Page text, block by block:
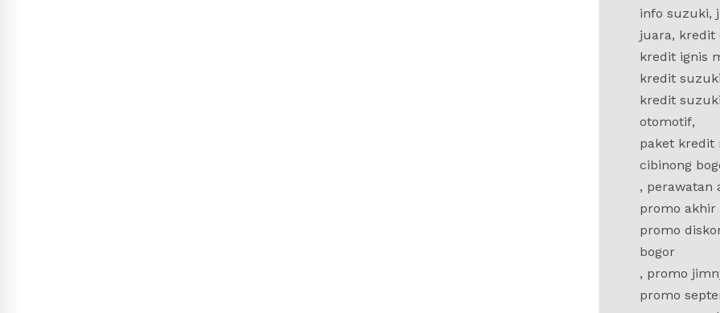
info suzuki,
juara, kredit
kredit ignis
kredit
kredit
otomotif,
paket kredit
cibinong
, perawatan
promo akhir
promo
bogor
, promo
promo